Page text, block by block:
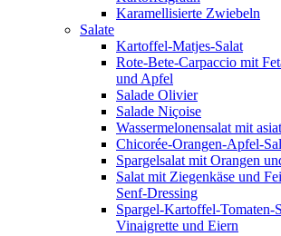
Karamellisierte Zwiebeln
Salate
Kartoffel-Matjes-Salat
Rote-Bete-Carpaccio mit
und Apfel
Salade Olivier
Salade Niçoise
Wassermelonensalat mit
Chicorée-Orangen-Apfel-
Spargelsalat mit Orangen
Salat mit Ziegenkäse und
Senf-Dressing
Spargel-Kartoffel-Tomaten-
Vinaigrette und Eiern